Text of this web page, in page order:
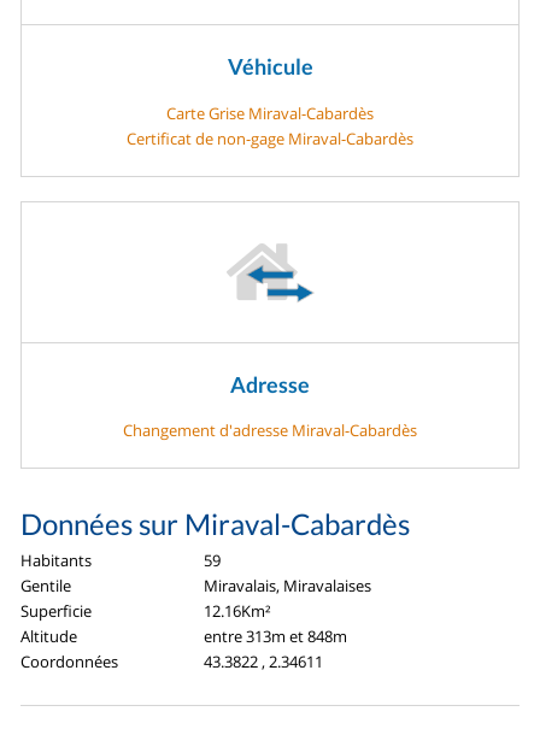
Véhicule
Carte Grise Miraval-Cabardès
Certificat de non-gage Miraval-Cabardès
Adresse
Changement d'adresse Miraval-Cabardès
Données sur Miraval-Cabardès
Habitants
59
Gentile
Miravalais, Miravalaises
Superficie
12.16Km²
Altitude
entre 313m et 848m
Coordonnées
43.3822 , 2.34611